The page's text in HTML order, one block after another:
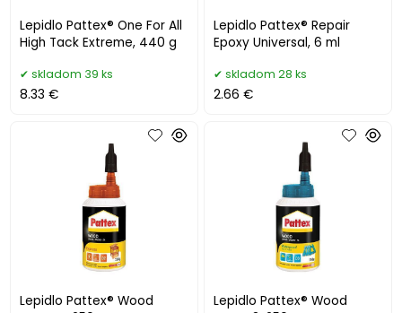
Lepidlo Pattex® One For All
High Tack Extreme, 440 g
skladom 39 ks
8.33 €
Lepidlo Pattex® Repair
Epoxy Universal, 6 ml
skladom 28 ks
2.66 €
Lepidlo Pattex® Wood
Lepidlo Pattex® Wood